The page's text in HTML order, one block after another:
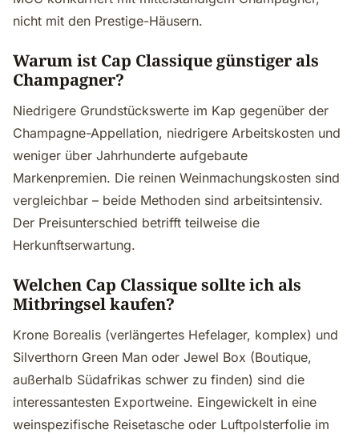
nicht mit den Prestige-Häusern.
Warum ist Cap Classique günstiger als
Champagner?
Niedrigere Grundstückswerte im Kap gegenüber der
Champagne-Appellation, niedrigere Arbeitskosten und
weniger über Jahrhunderte aufgebaute
Markenpremien. Die reinen Weinmachungskosten sind
vergleichbar – beide Methoden sind arbeitsintensiv.
Der Preisunterschied betrifft teilweise die
Herkunftserwartung.
Welchen Cap Classique sollte ich als
Mitbringsel kaufen?
Krone Borealis (verlängertes Hefelager, komplex) und
Silverthorn Green Man oder Jewel Box (Boutique,
außerhalb Südafrikas schwer zu finden) sind die
interessantesten Exportweine. Eingewickelt in eine
weinspezifische Reisetasche oder Luftpolsterfolie im